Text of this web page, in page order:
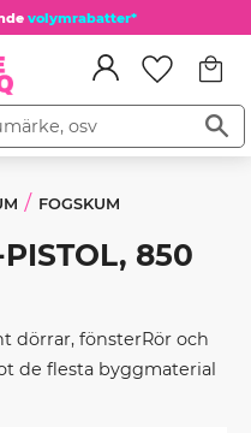
volymrabatter*
FOGSKUM
850
dörrar, fönsterRör och
de flesta byggmaterial